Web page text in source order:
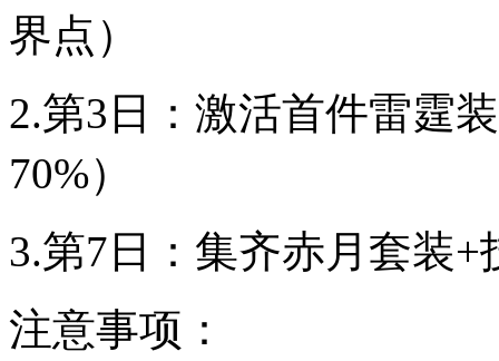
界点）
2.第3日：激活首件雷霆
70%）
3.第7日：集齐赤月套装
注意事项：